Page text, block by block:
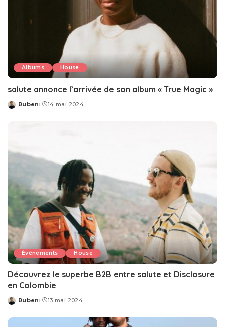
Albums House
salute annonce l’arrivée de son album « True Magic »
Posted
Ruben 14 mai 2024
Événements House
Découvrez le superbe B2B entre salute et Disclosure
en Colombie
Posted
Ruben 13 mai 2024